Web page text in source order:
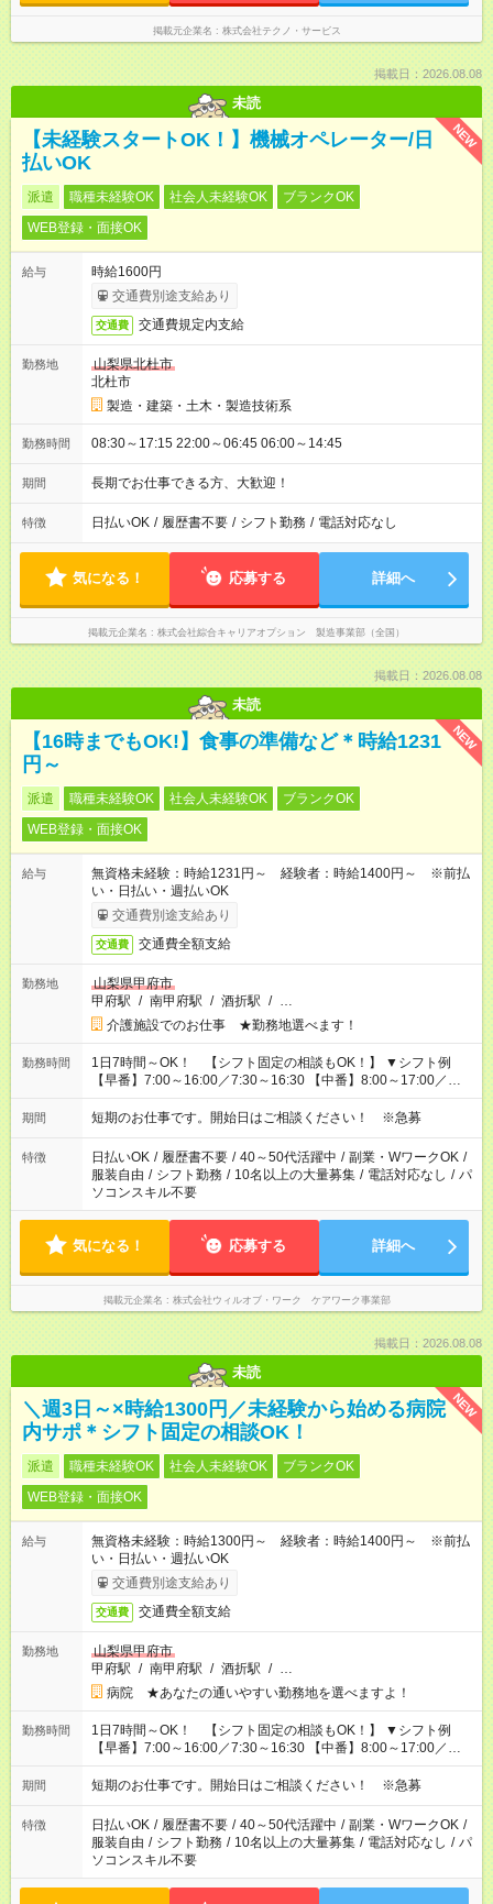
掲載元企業名 株式会社テクノ・サービス
掲載日：2026.08.08
未読
NEW
【未経験スタートOK！】機械オペレーター/日
払いOK
派遣 職種未経験OK 社会人未経験OK
ブランクOK
WEB登録・面接OK
給与
時給1600円
交通費別途支給あり
交通費 交通費規定内支給
勤務地
山梨県北杜市
北杜市
製造・建築・土木・製造技術系
勤務時間 08:30～17:15 22:00～06:45 06:00～14:45
期間 長期でお仕事できる方、大歓迎！
特徴 日払いOK / 履歴書不要 / シフト勤務 / 電話対応なし
気になる！ 応募する 詳細へ
掲載元企業名 株式会社綜合キャリアオプション 製造事業部（全国）
掲載日：2026.08.08
未読
NEW
【16時までもOK!】食事の準備など＊時給1231
円～
派遣 職種未経験OK 社会人未経験OK
ブランクOK
WEB登録・面接OK
給与
無資格未経験：時給1231円～ 経験者：時給1400円～ ※前払
い・日払い・週払いOK
交通費別途支給あり
交通費 交通費全額支給
勤務地
山梨県甲府市
甲府駅 / 南甲府駅 / 酒折駅 / …
介護施設でのお仕事 ★勤務地選べます！
勤務時間
1日7時間～OK！ 【シフト固定の相談もOK！】 ▼シフト例
【早番】7:00～16:00／7:30～16:30 【中番】8:00～17:00／
9:00～18:00 【遅番】11:00～20:00／13:00～22:00
期間 短期のお仕事です。開始日はご相談ください！ ※急募
特徴 日払いOK / 履歴書不要 / 40～50代活躍中 / 副業・WワークOK /
服装自由 / シフト勤務 / 10名以上の大量募集 / 電話対応なし / パ
ソコンスキル不要
気になる！ 応募する 詳細へ
掲載元企業名 株式会社ウィルオブ・ワーク ケアワーク事業部
掲載日：2026.08.08
未読
NEW
＼週3日～×時給1300円／未経験から始める病院
内サポ＊シフト固定の相談OK！
派遣 職種未経験OK 社会人未経験OK
ブランクOK
WEB登録・面接OK
給与
無資格未経験：時給1300円～ 経験者：時給1400円～ ※前払
い・日払い・週払いOK
交通費別途支給あり
交通費 交通費全額支給
勤務地
山梨県甲府市
甲府駅 / 南甲府駅 / 酒折駅 / …
病院 ★あなたの通いやすい勤務地を選べますよ！
勤務時間
1日7時間～OK！ 【シフト固定の相談もOK！】 ▼シフト例
【早番】7:00～16:00／7:30～16:30 【中番】8:00～17:00／
9:00～18:00 【遅番】11:00～20:00／13:00～22:00
期間 短期のお仕事です。開始日はご相談ください！ ※急募
特徴 日払いOK / 履歴書不要 / 40～50代活躍中 / 副業・WワークOK /
服装自由 / シフト勤務 / 10名以上の大量募集 / 電話対応なし / パ
ソコンスキル不要